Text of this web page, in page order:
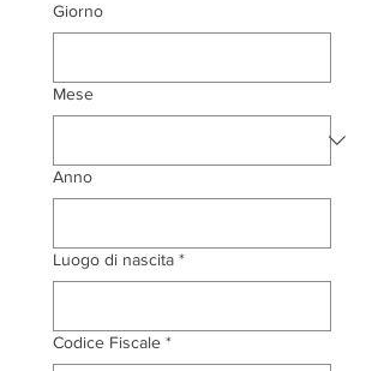
Giorno
Mese
Anno
Luogo di nascita *
Codice Fiscale *